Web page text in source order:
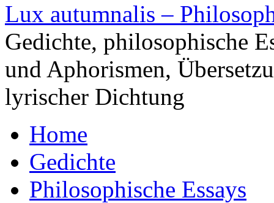
Lux autumnalis –
Gedichte, philosophische
und Aphorismen,
lyrischer Dichtung
Home
Gedichte
Philosophische Essays